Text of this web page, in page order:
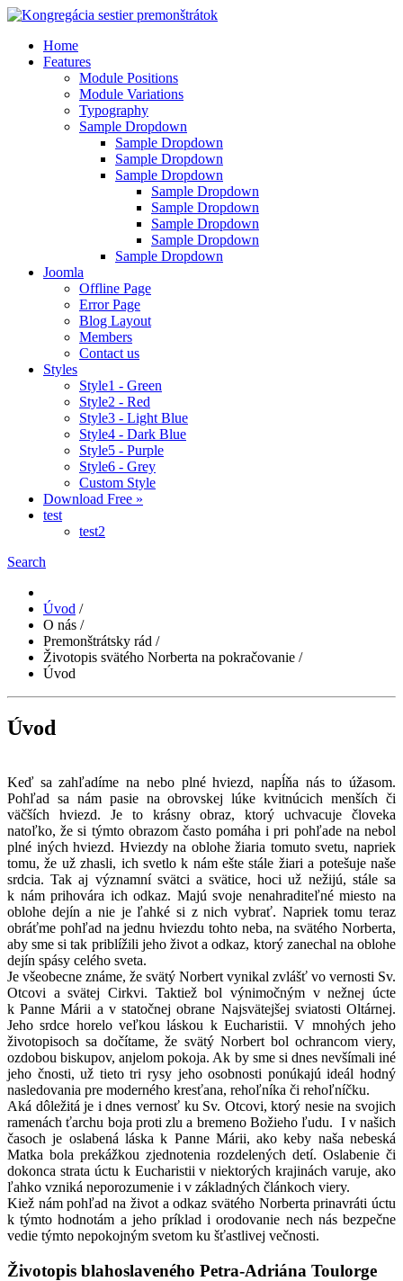
Home
Features
Module Positions
Module Variations
Typography
Sample Dropdown
Sample Dropdown
Sample Dropdown
Sample Dropdown
Sample Dropdown
Sample Dropdown
Sample Dropdown
Sample Dropdown
Sample Dropdown
Joomla
Offline Page
Error Page
Blog Layout
Members
Contact us
Styles
Style1 - Green
Style2 - Red
Style3 - Light Blue
Style4 - Dark Blue
Style5 - Purple
Style6 - Grey
Custom Style
Download Free »
test
test2
Search
Úvod /
O nás /
Premonštrátsky rád /
Životopis svätého Norberta na pokračovanie /
Úvod
Úvod
Keď sa zahľadíme na nebo plné hviezd, napĺňa nás to úžasom.
Pohľad sa nám pasie na obrovskej lúke kvitnúcich menších či
väčších hviezd. Je to krásny obraz, ktorý uchvacuje človeka
natoľko, že si týmto obrazom často pomáha i pri pohľade na nebol
plné iných hviezd. Hviezdy na oblohe žiaria tomuto svetu, napriek
tomu, že už zhasli, ich svetlo k nám ešte stále žiari a potešuje naše
srdcia. Tak aj významní svätci a svätice, hoci už nežijú, stále sa
k nám prihovára ich odkaz. Majú svoje nenahraditeľné miesto na
oblohe dejín a nie je ľahké si z nich vybrať. Napriek tomu teraz
obráťme pohľad na jednu hviezdu tohto neba, na svätého Norberta,
aby sme si tak priblížili jeho život a odkaz, ktorý zanechal na oblohe
dejín spásy celého sveta.
Je všeobecne známe, že svätý Norbert vynikal zvlášť vo vernosti Sv.
Otcovi a svätej Cirkvi. Taktiež bol výnimočným v nežnej úcte
k Panne Márii a v statočnej obrane Najsvätejšej sviatosti Oltárnej.
Jeho srdce horelo veľkou láskou k Eucharistii. V mnohých jeho
životopisoch sa dočítame, že svätý Norbert bol ochrancom viery,
ozdobou biskupov, anjelom pokoja. Ak by sme si dnes nevšímali iné
jeho čnosti, už tieto tri rysy jeho osobnosti ponúkajú ideál hodný
nasledovania pre moderného kresťana, rehoľníka či rehoľníčku.
Aká dôležitá je i dnes vernosť ku Sv. Otcovi, ktorý nesie na svojich
ramenách ťarchu boja proti zlu a bremeno Božieho ľudu. I v našich
časoch je oslabená láska k Panne Márii, ako keby naša nebeská
Matka bola prekážkou zjednotenia rozdelených detí. Oslabenie či
dokonca strata úctu k Eucharistii v niektorých krajinách varuje, ako
ľahko vzniká neporozumenie i v základných článkoch viery.
Kiež nám pohľad na život a odkaz svätého Norberta prinavráti úctu
k týmto hodnotám a jeho príklad i orodovanie nech nás bezpečne
vedie týmto nepokojným svetom ku šťastlivej večnosti.
Životopis blahoslaveného Petra-Adriána Toulorge